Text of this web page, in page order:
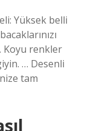
Yüksek belli
Koyu renkler
… Desenli
tam